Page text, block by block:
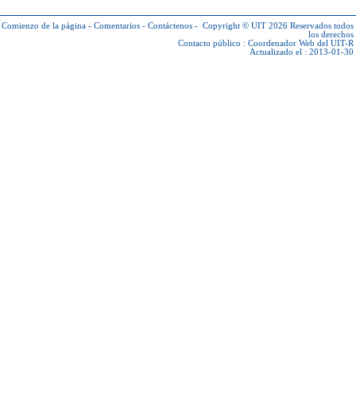
Comienzo de la página - Comentarios - Contáctenos - Copyright © UIT 2026 Reservados todos
los derechos
Contacto público : Coordenador Web del UIT-R
Actualizado el : 2013-01-30